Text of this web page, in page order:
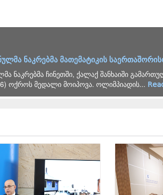
ნაკრებმა მათემატიკის
ნაკრებმა ჩინეთში, ქალაქ შანხაიში
ოქროს მედალი მოიპოვა. ოლიმპიადის...